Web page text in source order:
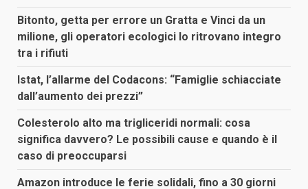
Bitonto, getta per errore un Gratta e Vinci da un
milione, gli operatori ecologici lo ritrovano integro
tra i rifiuti
Istat, l’allarme del Codacons: “Famiglie schiacciate
dall’aumento dei prezzi”
Colesterolo alto ma trigliceridi normali: cosa
significa davvero? Le possibili cause e quando è il
caso di preoccuparsi
Amazon introduce le ferie solidali, fino a 30 giorni